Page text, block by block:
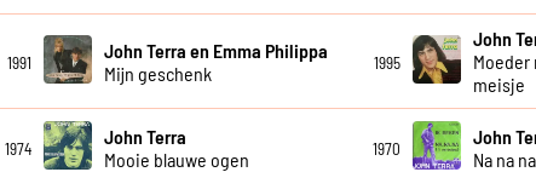
1991
John Terra en Emma Philippa
Mijn geschenk
1995
John
meisje
1974
John Terra
Mooie blauwe ogen
1970
John
Na na